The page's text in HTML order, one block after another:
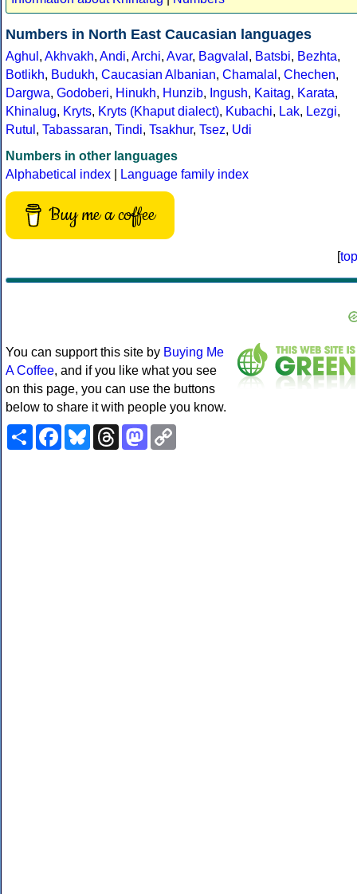
Numbers in North East Caucasian languages
Aghul , Akhvakh, Andi, Archi, Avar, Bagvalal , Batsbi, Bezhta,
Botlikh, Budukh, Caucasian Albanian, Chamalal , Chechen,
Dargwa, Godoberi, Hinukh, Hunzib, Ingush, Kaitag, Karata,
Khinalug, Kryts, Kryts (Khaput dialect), Kubachi, Lak, Lezgi,
Rutul , Tabassaran, Tindi, Tsakhur, Tsez, Udi
Numbers in other languages
Alphabetical index
Language family index
Buy me a coffee
[top
You can support this site by Buying Me
A Coffee, and if you like what you see
on this page, you can use the buttons
below to share it with people you know.
ShareFacebookBlueskyThreadsMastodon